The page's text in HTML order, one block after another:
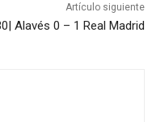
Artículo siguiente
Alavés 0 – 1 Real Madrid